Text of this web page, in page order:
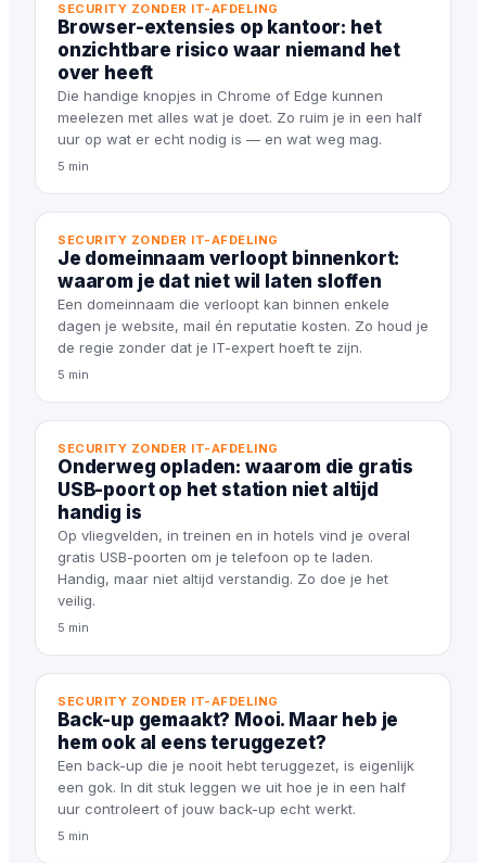
SECURITY ZONDER IT-AFDELING
Browser-extensies op kantoor: het
onzichtbare risico waar niemand het
over heeft
Die handige knopjes in Chrome of Edge kunnen
meelezen met alles wat je doet. Zo ruim je in een half
uur op wat er echt nodig is — en wat weg mag.
5 min
SECURITY ZONDER IT-AFDELING
Je domeinnaam verloopt binnenkort:
waarom je dat niet wil laten sloffen
Een domeinnaam die verloopt kan binnen enkele
dagen je website, mail én reputatie kosten. Zo houd je
de regie zonder dat je IT-expert hoeft te zijn.
5 min
SECURITY ZONDER IT-AFDELING
Onderweg opladen: waarom die gratis
USB-poort op het station niet altijd
handig is
Op vliegvelden, in treinen en in hotels vind je overal
gratis USB-poorten om je telefoon op te laden.
Handig, maar niet altijd verstandig. Zo doe je het
veilig.
5 min
SECURITY ZONDER IT-AFDELING
Back-up gemaakt? Mooi. Maar heb je
hem ook al eens teruggezet?
Een back-up die je nooit hebt teruggezet, is eigenlijk
een gok. In dit stuk leggen we uit hoe je in een half
uur controleert of jouw back-up echt werkt.
5 min